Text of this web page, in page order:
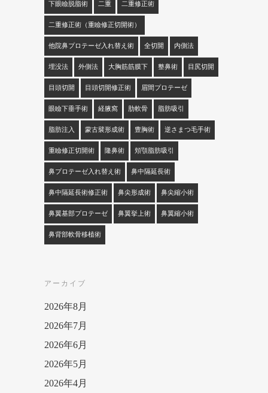
下眼瞼脱脂術 二重 二重修正術
二重修正術（重瞼修正切開術）
他院鼻プロテーゼ入れ替え術 全切開 内側法
埋没法 外側法 大胸筋筋膜下 整鼻術 目尻切開
目頭切開 目頭切開修正術 眉間プロテーゼ
眼瞼下垂手術 経腋窩 肋軟骨 脂肪吸引
脂肪注入 蒙古襞形成術 豊胸術 逆さまつ毛手術
重瞼修正切開術 隆鼻術 頬顎脂肪吸引
鼻プロテーゼ入れ替え術 鼻中隔延長術
鼻中隔延長術修正術 鼻尖形成術 鼻尖縮小術
鼻翼基部プロテーゼ 鼻翼挙上術 鼻翼縮小術
鼻背部軟骨移植術
アーカイブ
2026年8月
2026年7月
2026年6月
2026年5月
2026年4月